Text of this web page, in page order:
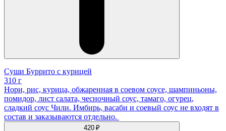
Суши Буррито с курицей
310 г
Нори, рис, курица, обжаренная в соевом соусе, шампиньоны,
помидор, лист салата, чесночный соус, тамаго, огурец,
сладкий соус Чили. Имбирь, васаби и соевый соус не входят в
состав и заказываются отдельно.
420 ₽